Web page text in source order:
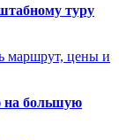
туру
маршрут, цены и
на большую